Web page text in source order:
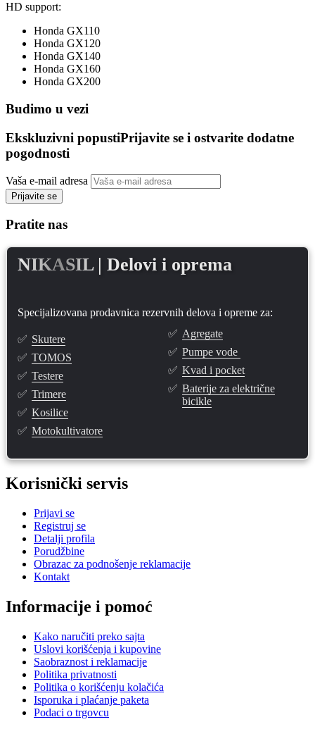
HD support:
Honda GX110
Honda GX120
Honda GX140
Honda GX160
Honda GX200
Budimo u vezi
Ekskluzivni popustiPrijavite se i ostvarite dodatne
pogodnosti
Vaša e-mail adresa
Prijavite se
Pratite nas
NIKASIL | Delovi i oprema
Specijalizovana prodavnica rezervnih delova i opreme za:
✅ Skutere
✅ TOMOS
✅ Testere
✅ Trimere
✅ Kosilice
✅ Motokultivatore
✅ Agregate
✅ Pumpe vode
✅ Kvad i pocket
✅ Baterije za električne
bicikle
Korisnički servis
Prijavi se
Registruj se
Detalji profila
Porudžbine
Obrazac za podnošenje reklamacije
Kontakt
Informacije i pomoć
Kako naručiti preko sajta
Uslovi korišćenja i kupovine
Saobraznost i reklamacije
Politika privatnosti
Politika o korišćenju kolačića
Isporuka i plaćanje paketa
Podaci o trgovcu